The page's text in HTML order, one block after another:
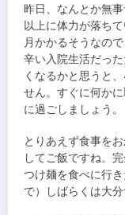
昨日、なんとか無
以上に体力が落ち
月かかるそうなの
辛い入院生活だっ
くなるかと思うと
せん。すぐに何か
に過ごしましょう。
とりあえず食事を
してご飯ですね。
つけ麺を食べに行
で）しばらくは大